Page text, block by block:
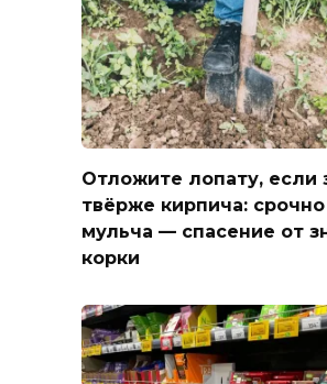
Отложите лопату, если
твёрже кирпича:
мульча — спасение от
корки